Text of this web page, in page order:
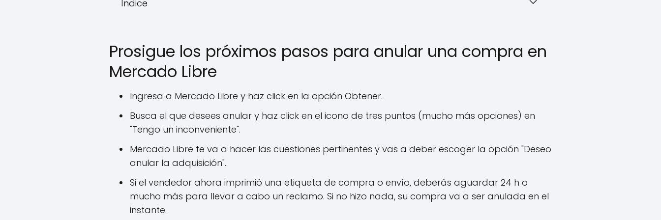
Índice
Prosigue los próximos pasos para anular una compra en
Mercado Libre
Ingresa a Mercado Libre y haz click en la opción Obtener.
Busca el que desees anular y haz click en el icono de tres puntos (mucho más opciones) en
"Tengo un inconveniente".
Mercado Libre te va a hacer las cuestiones pertinentes y vas a deber escoger la opción "Deseo
anular la adquisición".
Si el vendedor ahora imprimió una etiqueta de compra o envío, deberás aguardar 24 h o
mucho más para llevar a cabo un reclamo. Si no hizo nada, su compra va a ser anulada en el
instante.